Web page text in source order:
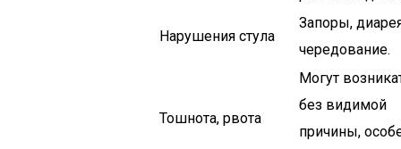
Нарушения стула
Запоры,
чередование.
Тошнота, рвота
Могут
без видимой
причины,